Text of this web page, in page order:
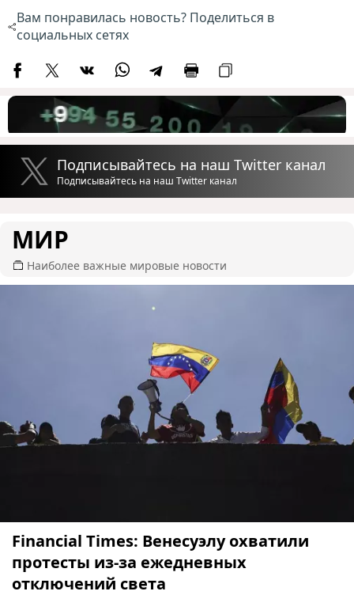
Вам понравилась новость? Поделиться в
социальных сетях
Подписывайтесь на наш Twitter канал
Подписывайтесь на наш Twitter канал
МИР
Наиболее важные мировые новости
Financial Times: Венесуэлу охватили
протесты из-за ежедневных
отключений света